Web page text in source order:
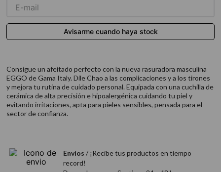
Consigue un afeitado perfecto con la nueva rasuradora masculina
EGGO de Gama Italy. Dile Chao a las complicaciones y a los tirones
y mejora tu rutina de cuidado personal. Equipada con una cuchilla de
cerámica de alta precisión e hipoalergénica cuidando tu piel y
evitando irritaciones, apta para pieles sensibles, pensada para el
sector de confianza.
Envíos / ¡Recibe tus productos en tiempo
record!
9. acondicionador
protector térmico